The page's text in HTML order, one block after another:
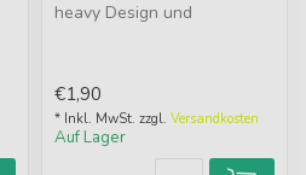
heavy Design und
€1,90
* Inkl. MwSt. zzgl. Versandkosten
Auf Lager